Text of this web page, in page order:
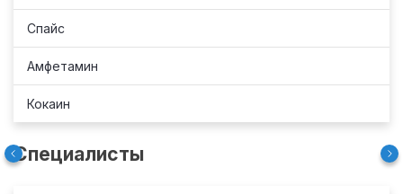
Спайс
Амфетамин
Кокаин
Специалисты